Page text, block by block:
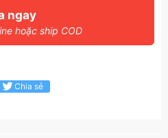
ngay
hoặc ship COD
Chia sẻ